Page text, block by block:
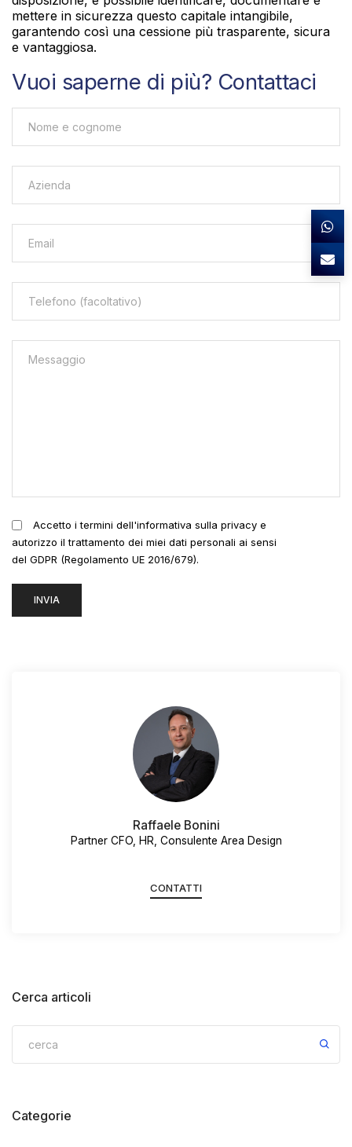
mettere in sicurezza questo capitale intangibile,
garantendo così una cessione più trasparente, sicura
e vantaggiosa.
Vuoi saperne di più? Contattaci
Accetto i termini dell'informativa sulla privacy e
autorizzo il trattamento dei miei dati personali ai sensi
del GDPR (Regolamento UE 2016/679).
Raffaele Bonini
Partner CFO, HR, Consulente Area Design
CONTATTI
Cerca articoli
Categorie